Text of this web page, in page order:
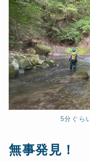
5分ぐら
無事発見！